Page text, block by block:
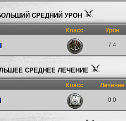
СРЕДНИЙ УРОН
Класс Урон
7.4
СРЕДНЕЕ ЛЕЧЕНИЕ
Класс Лечение
0.0